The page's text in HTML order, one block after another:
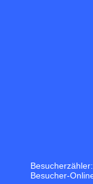
Besucher-